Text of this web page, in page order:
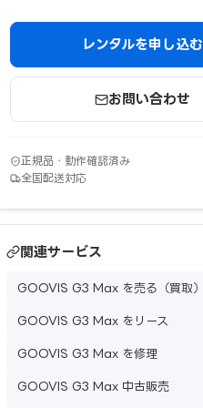
レンタルを申し込む
お問い合わせ
正規品・動作確認済み
全国配送対応
関連サービス
GOOVIS G3 Max を売る（買取）
GOOVIS G3 Max をリース
GOOVIS G3 Max を修理
GOOVIS G3 Max 中古販売